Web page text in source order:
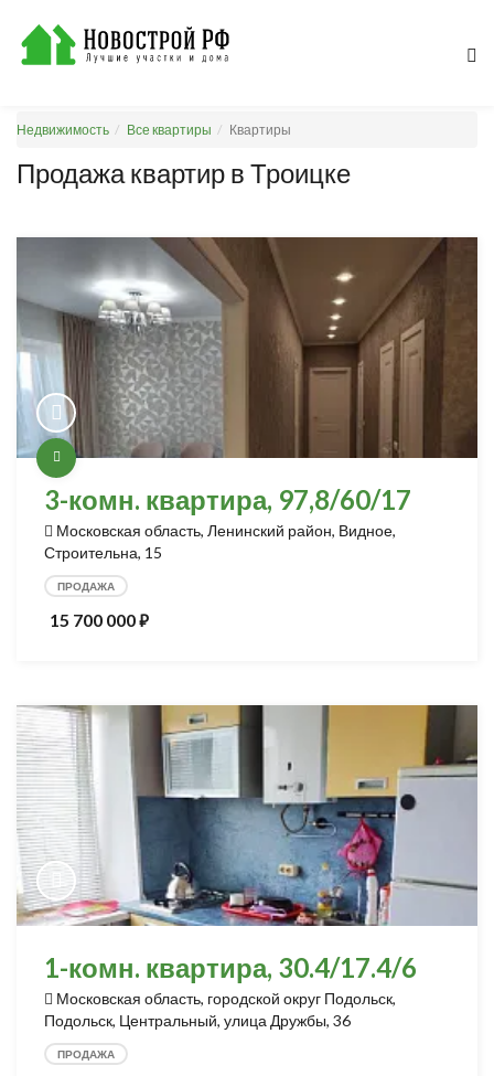
Недвижимость Все квартиры Квартиры
Продажа квартир в Троицке
3-комн. квартира, 97,8/60/17
Московская область, Ленинский район, Видное,
Строительна, 15
ПРОДАЖА
15 700 000⃏
1-комн. квартира, 30.4/17.4/6
Московская область, городской округ Подольск,
Подольск, Центральный, улица Дружбы, 36
ПРОДАЖА